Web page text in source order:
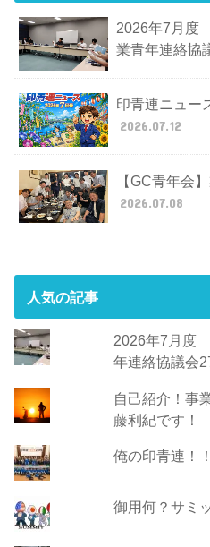
2026年7月度
業青年連絡協
印青連ニュー
2026.07.12
【GC青年会
2026.07.08
人気の記事
2026年7月度
年連絡協議会
自己紹介！
藤利紀です！
俺の印青連！！
御用何？サミ